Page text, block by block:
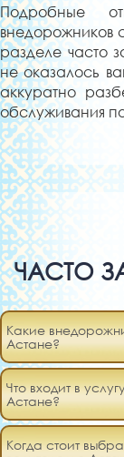
Подробные
внедорожников
разделе часто
не оказалось
аккуратно
обслуживания
ЧАСТО
Какие
Астане?
Что входит в
Астане?
Когда стоит